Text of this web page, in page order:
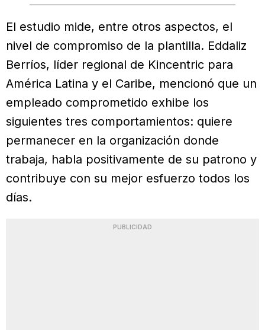
El estudio mide, entre otros aspectos, el
nivel de compromiso de la plantilla. Eddaliz
Berríos, líder regional de Kincentric para
América Latina y el Caribe, mencionó que un
empleado comprometido exhibe los
siguientes tres comportamientos: quiere
permanecer en la organización donde
trabaja, habla positivamente de su patrono y
contribuye con su mejor esfuerzo todos los
días.
PUBLICIDAD